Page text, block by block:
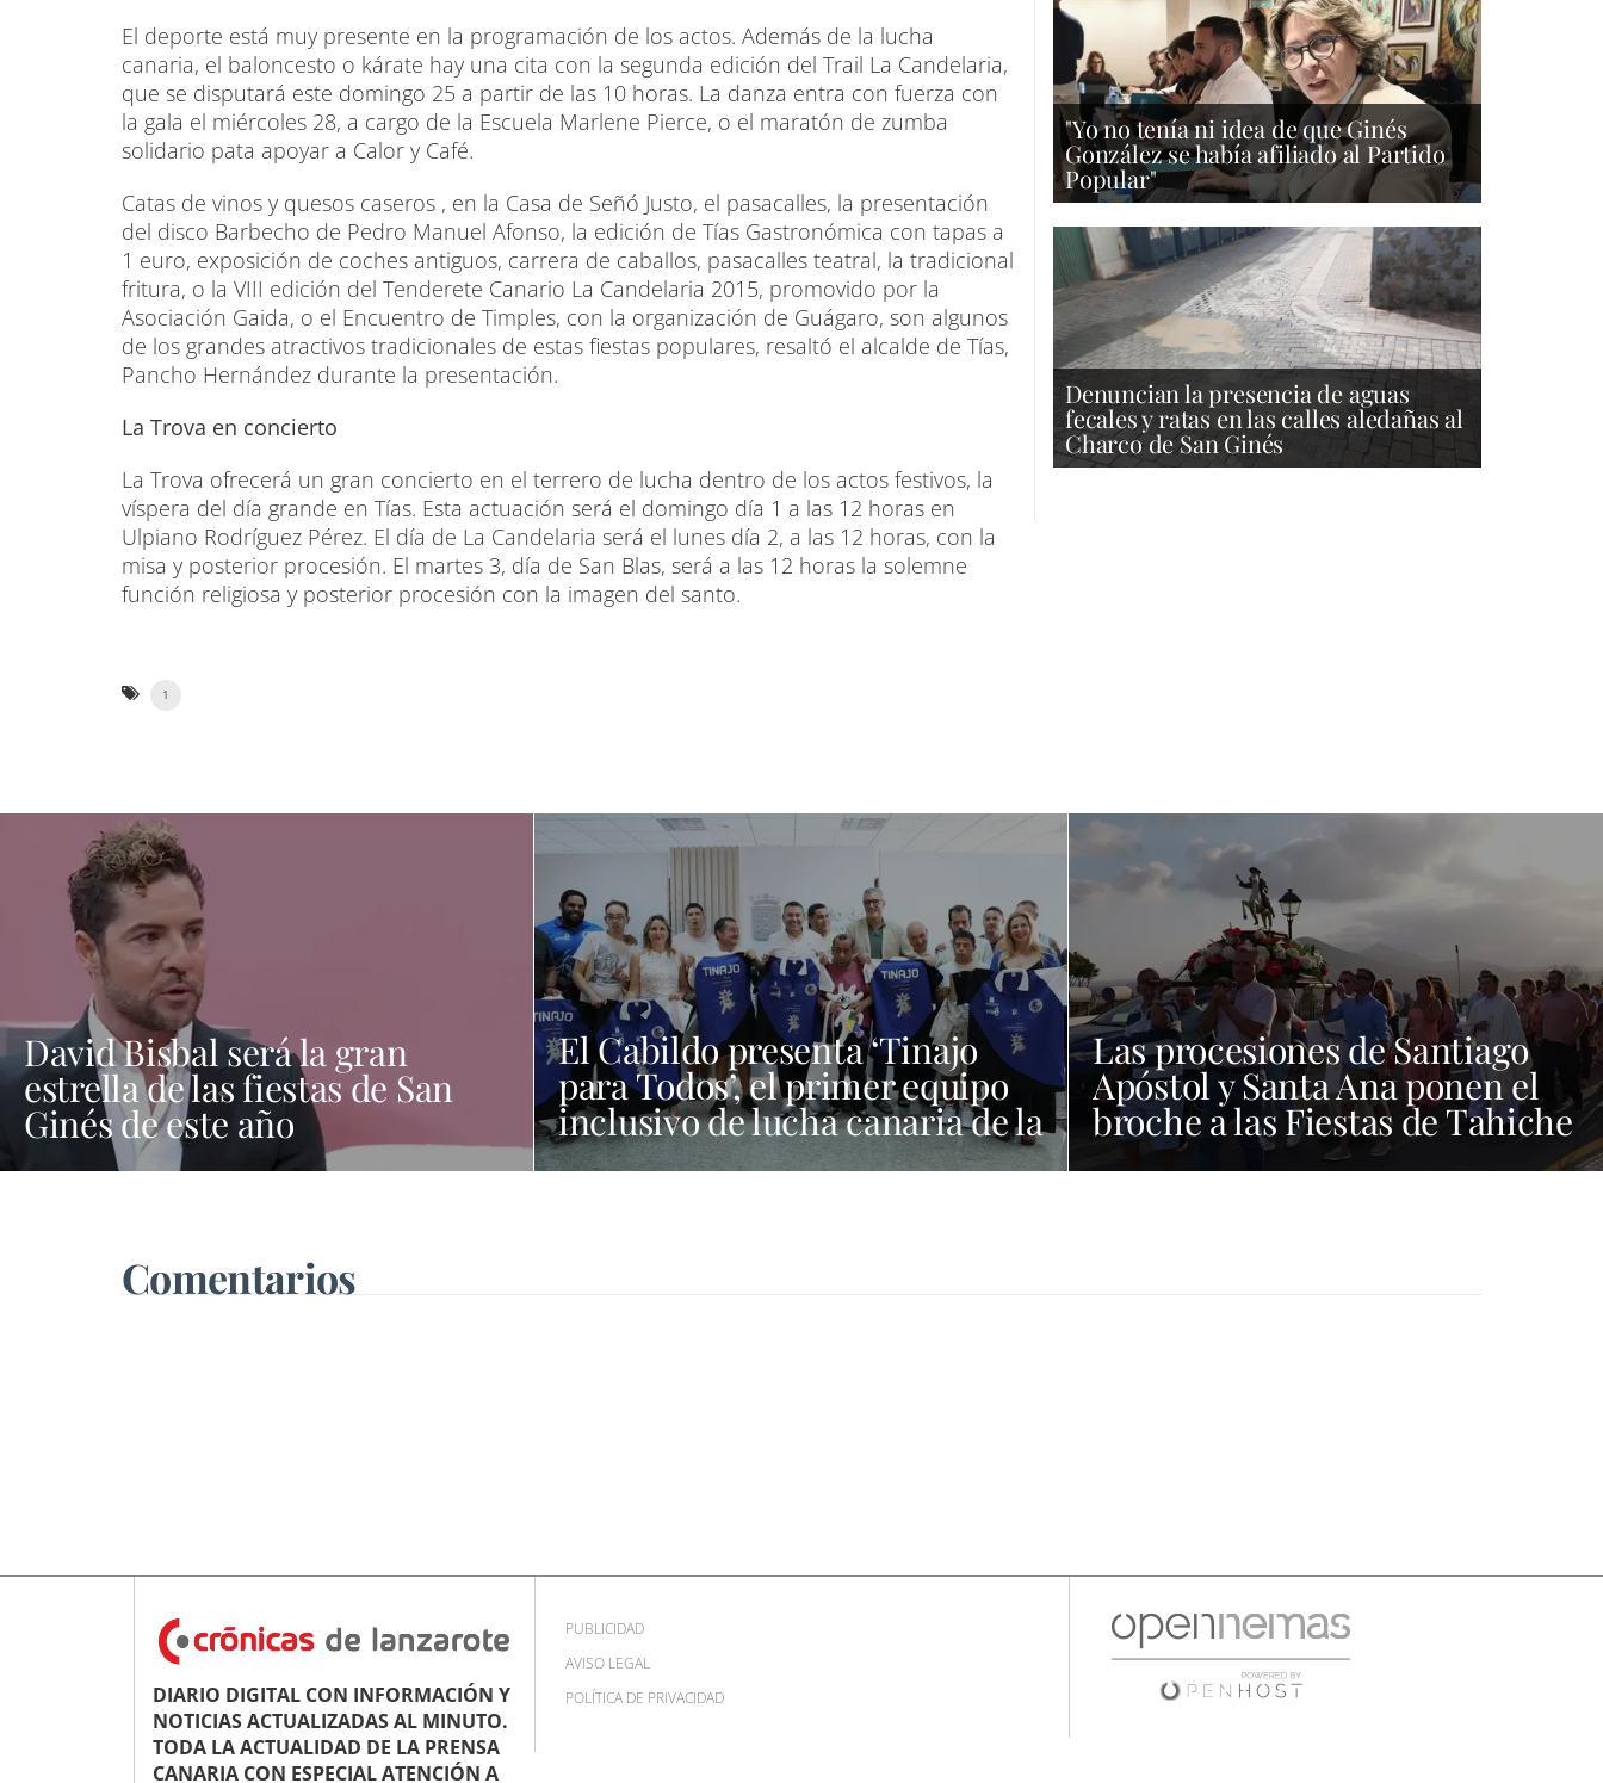
El deporte está muy presente en la programación de los actos. Además de la lucha
canaria, el baloncesto o kárate hay una cita con la segunda edición del Trail La Candelaria,
que se disputará este domingo 25 a partir de las 10 horas. La danza entra con fuerza con
la gala el miércoles 28, a cargo de la Escuela Marlene Pierce, o el maratón de zumba
solidario pata apoyar a Calor y Café.
Catas de vinos y quesos caseros , en la Casa de Señó Justo, el pasacalles, la presentación
del disco Barbecho de Pedro Manuel Afonso, la edición de Tías Gastronómica con tapas a
1 euro, exposición de coches antiguos, carrera de caballos, pasacalles teatral, la tradicional
fritura, o la VIII edición del Tenderete Canario La Candelaria 2015, promovido por la
Asociación Gaida, o el Encuentro de Timples, con la organización de Guágaro, son algunos
de los grandes atractivos tradicionales de estas fiestas populares, resaltó el alcalde de Tías,
Pancho Hernández durante la presentación.
La Trova en concierto
La Trova ofrecerá un gran concierto en el terrero de lucha dentro de los actos festivos, la
víspera del día grande en Tías. Esta actuación será el domingo día 1 a las 12 horas en
Ulpiano Rodríguez Pérez. El día de La Candelaria será el lunes día 2, a las 12 horas, con la
misa y posterior procesión. El martes 3, día de San Blas, será a las 12 horas la solemne
función religiosa y posterior procesión con la imagen del santo.
1
"Yo no tenía ni idea de que Ginés
González se había afiliado al Partido
Popular"
Denuncian la presencia de aguas
fecales y ratas en las calles aledañas al
Charco de San Ginés
David Bisbal será la gran
estrella de las fiestas de San
Ginés de este año
El Cabildo presenta ‘Tinajo
para Todos’, el primer equipo
inclusivo de lucha canaria de la
provincia
Las procesiones de Santiago
Apóstol y Santa Ana ponen el
broche a las Fiestas de Tahiche
2026
Comentarios
DIARIO DIGITAL CON INFORMACIÓN Y
NOTICIAS ACTUALIZADAS AL MINUTO.
TODA LA ACTUALIDAD DE LA PRENSA
CANARIA CON ESPECIAL ATENCIÓN A
PUBLICIDAD
AVISO LEGAL
POLÍTICA DE PRIVACIDAD